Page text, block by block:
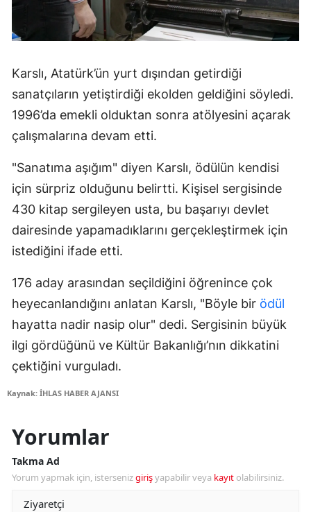
Karslı, Atatürk’ün yurt dışından getirdiği
sanatçıların yetiştirdiği ekolden geldiğini söyledi.
1996’da emekli olduktan sonra atölyesini açarak
çalışmalarına devam etti.
"Sanatıma aşığım" diyen Karslı, ödülün kendisi
için sürpriz olduğunu belirtti. Kişisel sergisinde
430 kitap sergileyen usta, bu başarıyı devlet
dairesinde yapamadıklarını gerçekleştirmek için
istediğini ifade etti.
176 aday arasından seçildiğini öğrenince çok
heyecanlandığını anlatan Karslı, "Böyle bir ödül
hayatta nadir nasip olur" dedi. Sergisinin büyük
ilgi gördüğünü ve Kültür Bakanlığı’nın dikkatini
çektiğini vurguladı.
Kaynak: İHLAS HABER AJANSI
Yorumlar
Takma Ad
Yorum yapmak için, istersenizgirişyapabilir veya kayıt olabilirsiniz.